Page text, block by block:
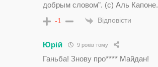
добрым словом”. (с) Аль Капоне.
-1 Відповісти
Юрій 9 років тому
Ганьба! Знову про**** Майдан!